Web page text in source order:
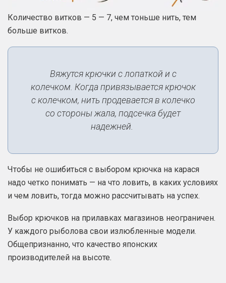
Количество витков — 5 — 7, чем тоньше нить, тем
больше витков.
Вяжутся крючки с лопаткой и с
колечком. Когда привязывается крючок
с колечком, нить продевается в колечко
со стороны жала, подсечка будет
надежней.
Чтобы не ошибиться с выбором крючка на карася
надо четко понимать — на что ловить, в каких условиях
и чем ловить, тогда можно рассчитывать на успех.
Выбор крючков на прилавках магазинов неограничен.
У каждого рыболова свои излюбленные модели.
Общепризнанно, что качество японских
производителей на высоте.